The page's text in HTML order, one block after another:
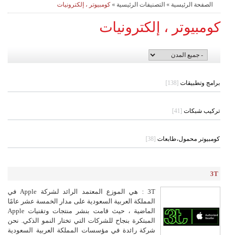
الصفحة الرئيسية » التصنيفات الرئيسية » كومبيوتر ، إلكترونيات
كومبيوتر ، إلكترونيات
برامج وتطبيقات [138]
تركيب شبكات [41]
كومبيوتر محمول،طابعات [38]
3T
3T : هي الموزع المعتمد الرائد لشركة Apple في
المملكة العربية السعودية على مدار الخمسة عشر عامًا
الماضية ، حيث قامت بنشر منتجات وتقنيات Apple
المبتكرة بنجاح للشركات التي تختار النمو الذكي. نحن
شركة رائدة في مؤسسات المملكة العربية السعودية